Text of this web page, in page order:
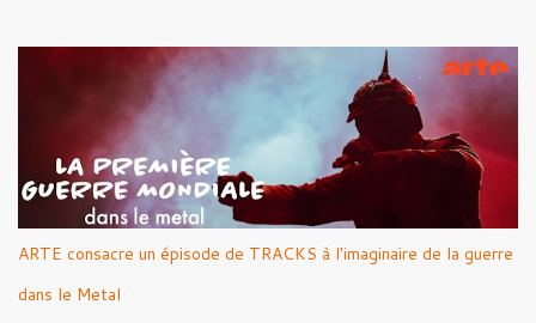
Rebellion Against The Vile 05. Revenge From Beyond 06. The
Sense Of Fear
ARTE consacre un épisode de TRACKS à l'imaginaire de la guerre
dans le Metal